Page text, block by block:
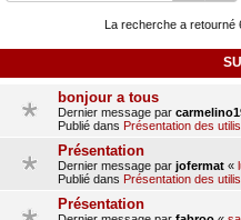
La recherche a retourné
bonjour a tous
Dernier message par
Publié dans Présentation des
Présentation
Dernier message par jofermat «
Publié dans Présentation des
Présentation